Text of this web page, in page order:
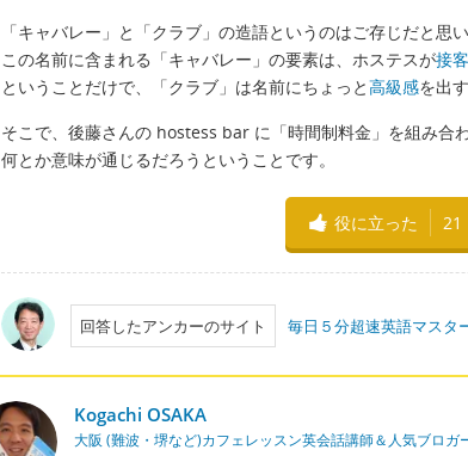
「キャバレー」と「クラブ」の造語というのはご存じだと思い
この名前に含まれる「キャバレー」の要素は、ホステスが接客
ということだけで、「クラブ」は名前にちょっと高級感を出
そこで、後藤さんの hostess bar に「時間制料金」を組み合
何とか意味が通じるだろうということです。
役に立った 21
回答したアンカーのサイト 毎日５分超速英語マスタ
Kogachi OSAKA
大阪 (難波・堺など)カフェレッスン英会話講師＆人気ブロガ